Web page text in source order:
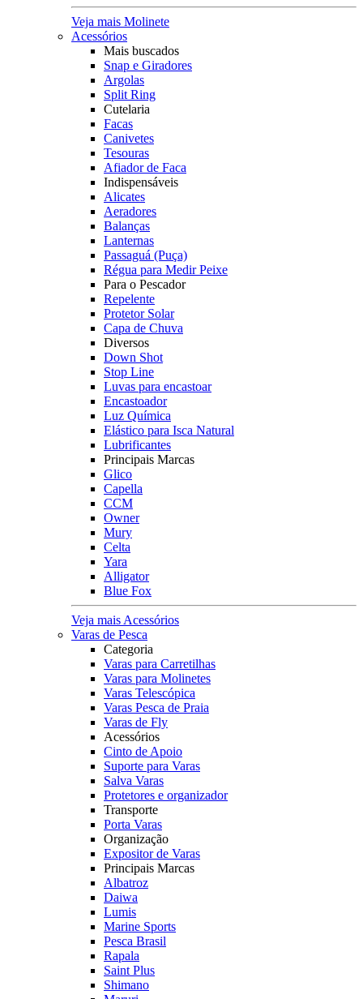
Veja mais Molinete
Acessórios
Mais buscados
Snap e Giradores
Argolas
Split Ring
Cutelaria
Facas
Canivetes
Tesouras
Afiador de Faca
Indispensáveis
Alicates
Aeradores
Balanças
Lanternas
Passaguá (Puça)
Régua para Medir Peixe
Para o Pescador
Repelente
Protetor Solar
Capa de Chuva
Diversos
Down Shot
Stop Line
Luvas para encastoar
Encastoador
Luz Química
Elástico para Isca Natural
Lubrificantes
Principais Marcas
Glico
Capella
CCM
Owner
Mury
Celta
Yara
Alligator
Blue Fox
Veja mais Acessórios
Varas de Pesca
Categoria
Varas para Carretilhas
Varas para Molinetes
Varas Telescópica
Varas Pesca de Praia
Varas de Fly
Acessórios
Cinto de Apoio
Suporte para Varas
Salva Varas
Protetores e organizador
Transporte
Porta Varas
Organização
Expositor de Varas
Principais Marcas
Albatroz
Daiwa
Lumis
Marine Sports
Pesca Brasil
Rapala
Saint Plus
Shimano